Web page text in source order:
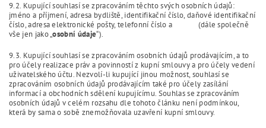
9.2. Kupující souhlasí se zpracováním těchto svých osobních údajů:
jméno a příjmení, adresa bydliště, identifikační číslo, daňové identifikační
číslo, adresa elektronické pošty, telefonní číslo a (dále společně
vše jen jako „osobní údaje“).
9.3. Kupující souhlasí se zpracováním osobních údajů prodávajícím, a to
pro účely realizace práv a povinností z kupní smlouvy a pro účely vedení
uživatelského účtu. Nezvolí-li kupující jinou možnost, souhlasí se
zpracováním osobních údajů prodávajícím také pro účely zasílání
informací a obchodních sdělení kupujícímu. Souhlas se zpracováním
osobních údajů v celém rozsahu dle tohoto článku není podmínkou,
která by sama o sobě znemožňovala uzavření kupní smlouvy.